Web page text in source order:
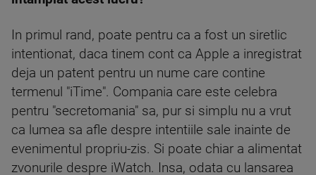
In primul rand, poate pentru ca a fost un siretlic
intentionat, daca tinem cont ca Apple a inregistrat
deja un patent pentru un nume care contine
termenul "iTime". Compania care este celebra
pentru "secretomania" sa, pur si simplu nu a vrut
ca lumea sa afle despre intentiile sale inainte de
evenimentul propriu-zis. Si poate chiar a alimentat
zvonurile despre iWatch. Insa, odata cu lansarea